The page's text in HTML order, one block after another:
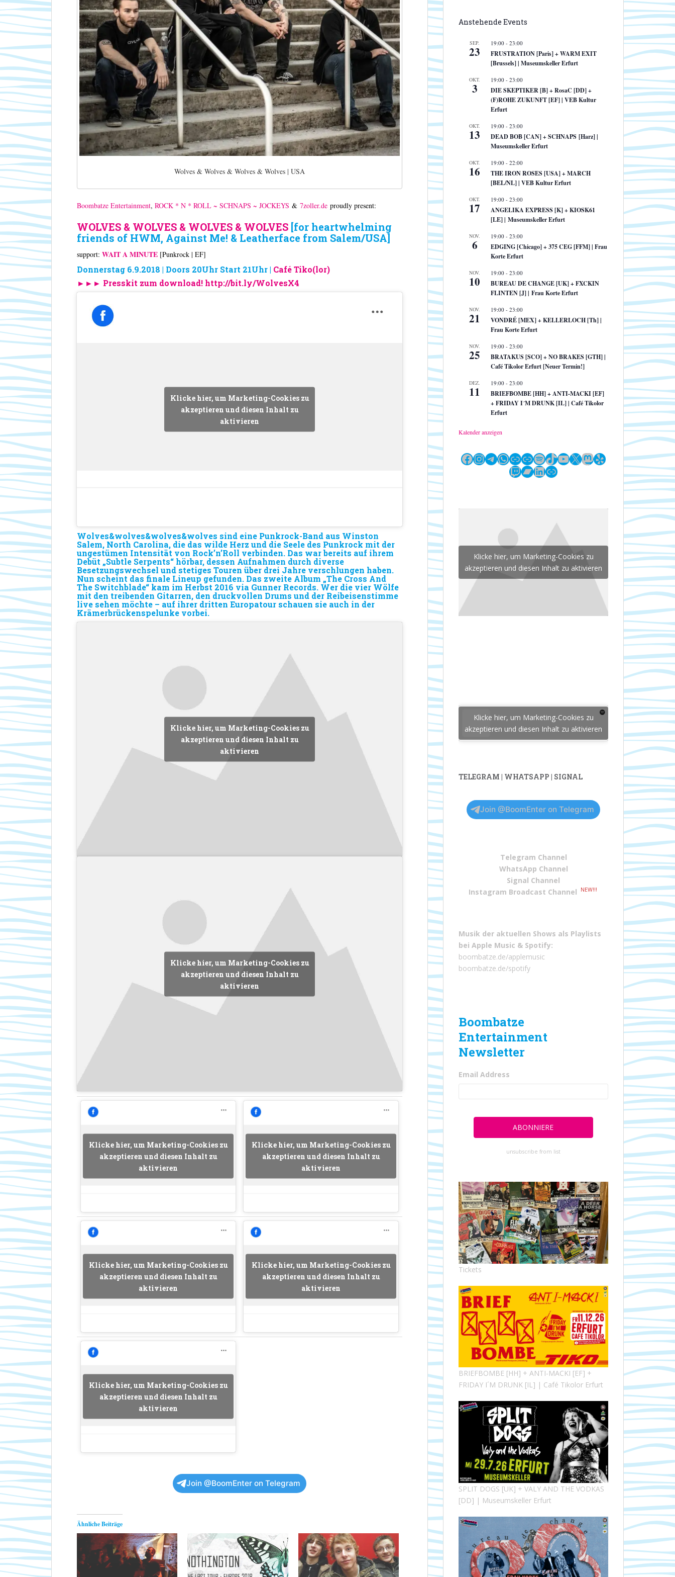
Wolves & Wolves & Wolves & Wolves | USA
Boombatze Entertainment, ROCK * N * ROLL ~ SCHNAPS ~ JOCKEYS & 7zoller.de proudly present:
WOLVES & WOLVES & WOLVES & WOLVES [for heartwhelming
friends of HWM, Against Me! & Leatherface from Salem/USA]
support: WAIT A MINUTE [Punkrock | EF]
Donnerstag 6.9.2018 | Doors 20Uhr Start 21Uhr | Café Tiko(lor)
►►► Presskit zum download! http://bit.ly/WolvesX4
Klicke hier, um Marketing-Cookies zu
akzeptieren und diesen Inhalt zu
aktivieren
Wolves&wolves&wolves&wolves sind eine Punkrock-Band aus Winston
Salem, North Carolina, die das wilde Herz und die Seele des Punkrock mit der
ungestümen Intensität von Rock’n’Roll verbinden. Das war bereits auf ihrem
Debüt „Subtle Serpents“ hörbar, dessen Aufnahmen durch diverse
Besetzungswechsel und stetiges Touren über drei Jahre verschlungen haben.
Nun scheint das finale Lineup gefunden. Das zweite Album „The Cross And
The Switchblade“ kam im Herbst 2016 via Gunner Records. Wer die vier Wölfe
mit den treibenden Gitarren, den druckvollen Drums und der Reibeisenstimme
live sehen möchte – auf ihrer dritten Europatour schauen sie auch in der
Krämerbrückenspelunke vorbei.
Klicke hier, um Marketing-Cookies zu
akzeptieren und diesen Inhalt zu
aktivieren
Klicke hier, um Marketing-Cookies zu
akzeptieren und diesen Inhalt zu
aktivieren
Klicke hier, um Marketing-Cookies zu
akzeptieren und diesen Inhalt zu
aktivieren
Klicke hier, um Marketing-Cookies zu
akzeptieren und diesen Inhalt zu
aktivieren
Klicke hier, um Marketing-Cookies zu
akzeptieren und diesen Inhalt zu
aktivieren
Klicke hier, um Marketing-Cookies zu
akzeptieren und diesen Inhalt zu
aktivieren
Klicke hier, um Marketing-Cookies zu
akzeptieren und diesen Inhalt zu
aktivieren
Join @BoomEnter on Telegram
Ähnliche Beiträge
Anstehende Events
SEP.
23
19:00 - 23:00
FRUSTRATION [Paris] + WARM EXIT
[Brussels] | Museumskeller Erfurt
OKT.
3
19:00 - 23:00
DIE SKEPTIKER [B] + RosaC [DD] +
(F)ROHE ZUKUNFT [EF] | VEB Kultur
Erfurt
OKT.
13
19:00 - 23:00
DEAD BOB [CAN] + SCHNAPS [Harz] |
Museumskeller Erfurt
OKT.
16
19:00 - 22:00
THE IRON ROSES [USA] + MARCH
[BEL/NL] | VEB Kultur Erfurt
OKT.
17
19:00 - 23:00
ANGELIKA EXPRESS [K] + KIOSK61
[LE] | Museumskeller Erfurt
NOV.
6
19:00 - 23:00
EDGING [Chicago] + 375 CEG [FFM] | Frau
Korte Erfurt
NOV.
10
19:00 - 23:00
BUREAU DE CHANGE [UK] + FXCKIN
FLINTEN [J] | Frau Korte Erfurt
NOV.
21
19:00 - 23:00
VONDRÉ [MEX] + KELLERLOCH [Th] |
Frau Korte Erfurt
NOV.
25
19:00 - 23:00
BRATAKUS [SCO] + NO BRAKES [GTH] |
Café Tikolor Erfurt [Neuer Termin!]
DEZ.
11
19:00 - 23:00
BRIEFBOMBE [HH] + ANTI-MACKI [EF]
+ FRIDAY I´M DRUNK [IL] | Café Tikolor
Erfurt
Kalender anzeigen
Facebook
Instagram
Telegram
WhatsApp
LinkLinkSpotify
TikTok
YouTube
X Mastodon
Yelp
Twitch
Bandcamp
LinkedIn
Link
Klicke hier, um Marketing-Cookies zu
akzeptieren und diesen Inhalt zu aktivieren
Klicke hier, um Marketing-Cookies zu
akzeptieren und diesen Inhalt zu aktivieren
TELEGRAM | WHATSAPP | SIGNAL
Join @BoomEnter on Telegram
Telegram Channel
WhatsApp Channel
Signal Channel
Instagram Broadcast Channel
NEW!!!
Musik der aktuellen Shows als Playlists
bei Apple Music & Spotify:
boombatze.de/applemusic
boombatze.de/spotify
Boombatze
Entertainment
Newsletter
Email Address
unsubscribe from list
Tickets
BRIEFBOMBE [HH] + ANTI-MACKI [EF] +
FRIDAY I´M DRUNK [IL] | Café Tikolor Erfurt
SPLIT DOGS [UK] + VALY AND THE VODKAS
[DD] | Museumskeller Erfurt